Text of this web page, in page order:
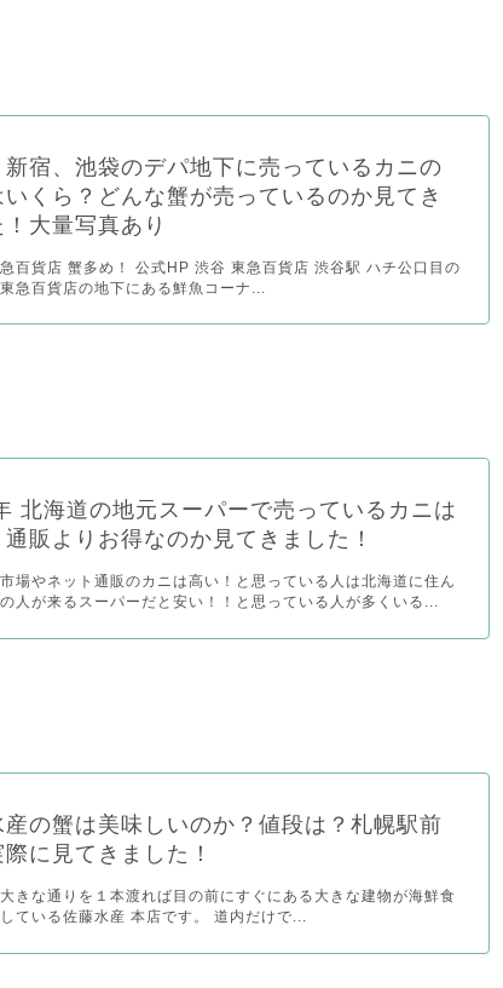
新宿、池袋のデパ地下に売っているカニの
いくら？どんな蟹が売っているのか見てき
！大量写真あり
百貨店 蟹多め！ 公式HP 渋谷 東急百貨店 渋谷駅 ハチ公口目の
急百貨店の地下にある鮮魚コーナ...
北海道の地元スーパーで売っているカニは
通販よりお得なのか見てきました！
場やネット通販のカニは高い！と思っている人は北海道に住ん
人が来るスーパーだと安い！！と思っている人が多くいる...
産の蟹は美味しいのか？値段は？札幌駅前
に見てきました！
きな通りを１本渡れば目の前にすぐにある大きな建物が海鮮食
ている佐藤水産 本店です。 道内だけで...